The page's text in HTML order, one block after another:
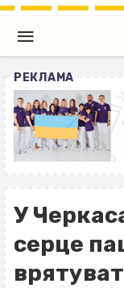
РЕКЛАМА
У
серце